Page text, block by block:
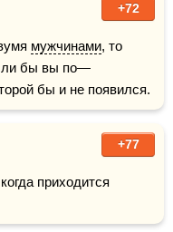
+72
мужчинами, то
бы вы по—
бы и не появился.
+77
приходится